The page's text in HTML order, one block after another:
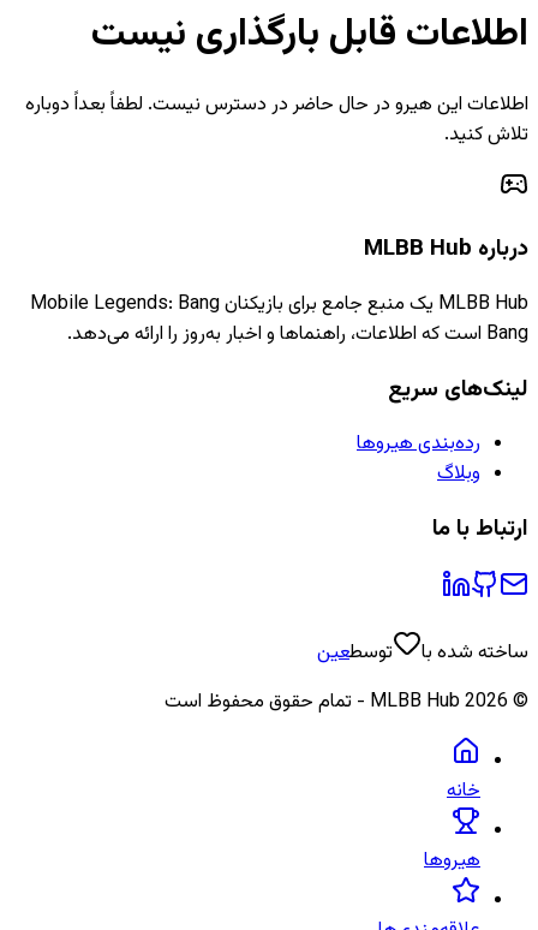
اطلاعات قابل بارگذاری نیست
اطلاعات این هیرو در حال حاضر در دسترس نیست. لطفاً بعداً دوباره
تلاش کنید.
درباره MLBB Hub
MLBB Hub یک منبع جامع برای بازیکنان Mobile Legends: Bang
Bang است که اطلاعات، راهنماها و اخبار به‌روز را ارائه می‌دهد.
لینک‌های سریع
رده‌بندی هیروها
وبلاگ
ارتباط با ما
ساخته شده با توسطعین
©
2026
خانه
هیروها